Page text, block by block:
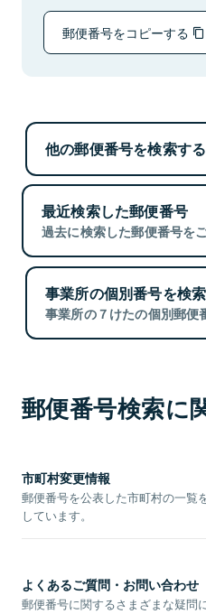
郵便番号をコピーする
他の郵便番号を検索する
最近検索した郵便番号
過去に検索した郵便番号を
事業所の個別番号を検
事業所の７けたの個別郵便
郵便番号検索に
市町村変更情報
郵便番号を公表した市町村の一覧
しています。
よくあるご質問・お問い合わせ
郵便番号に関するさまざまな疑問